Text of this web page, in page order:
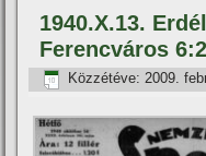
1940.X.13.
Ferencváros
Közzétéve: 2009.